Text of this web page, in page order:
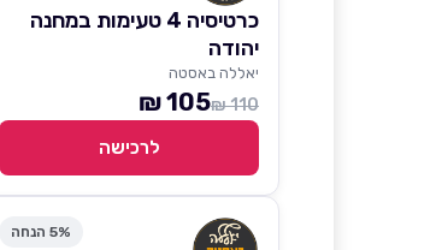
כרטיסיה 4 טעימות במחנה
יהודה
יאללה באסטה
110 ₪
105 ₪
לרכישה
5% הנחה